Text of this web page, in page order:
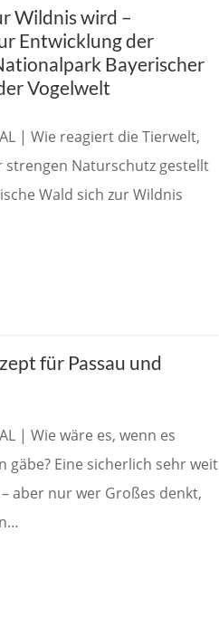
Wildnis wird –
Entwicklung der
Bayerischer
Vogelwelt
| Wie reagiert die Tierwelt,
strengen Naturschutz gestellt
Wald sich zur Wildnis
für Passau und
| Wie wäre es, wenn es
gäbe? Eine sicherlich sehr weit
aber nur wer Großes denkt,